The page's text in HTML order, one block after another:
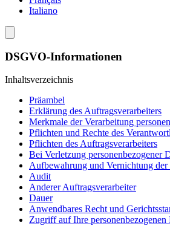
Italiano
DSGVO-Informationen
Inhaltsverzeichnis
Präambel
Erklärung des Auftragsverarbeiters
Merkmale der Verarbeitung
Pflichten und Rechte des
Pflichten des Auftragsverarbeiters
Bei Verletzung personenbezogener
Aufbewahrung und Vernichtung der
Audit
Anderer Auftragsverarbeiter
Dauer
Anwendbares Recht und
Zugriff auf Ihre personenbezogenen